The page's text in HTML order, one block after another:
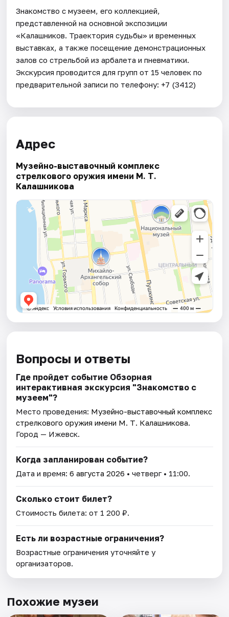
Знакомство с музеем, его коллекцией,
представленной на основной экспозиции
«Калашников. Траектория судьбы» и временных
выставках, а также посещение демонстрационных
залов со стрельбой из арбалета и пневматики.
Экскурсия проводится для групп от 15 человек по
предварительной записи по телефону: +7 (3412)
Адрес
Музейно-выставочный комплекс
стрелкового оружия имени М. Т.
Калашникова
Вопросы и ответы
Где пройдет событие Обзорная
интерактивная экскурсия "Знакомство с
музеем"?
Место проведения: Музейно-выставочный комплекс
стрелкового оружия имени М. Т. Калашникова.
Город — Ижевск.
Когда запланирован событие?
Дата и время:6 августа 2026 • четверг • 11:00.
Сколько стоит билет?
Стоимость билета: от 1 200 ₽.
Есть ли возрастные ограничения?
Возрастные ограничения уточняйте у
организаторов.
Похожие музеи